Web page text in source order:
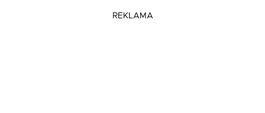
REKLAMA